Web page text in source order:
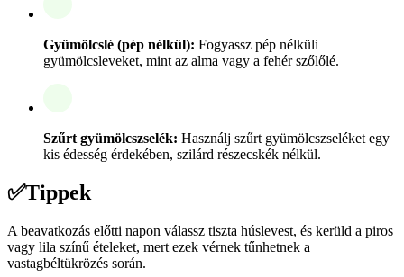
Gyümölcslé (pép nélkül): Fogyassz pép nélküli
gyümölcsleveket, mint az alma vagy a fehér szőlőlé.
Szűrt gyümölcszselék: Használj szűrt gyümölcszseléket egy
kis édesség érdekében, szilárd részecskék nélkül.
✅Tippek
A beavatkozás előtti napon válassz tiszta húslevest, és kerüld a piros
vagy lila színű ételeket, mert ezek vérnek tűnhetnek a
vastagbéltükrözés során.